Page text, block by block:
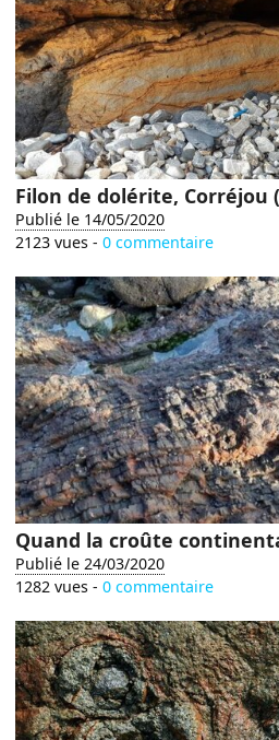
Filon de dolérite, Corréjou
Publié le 14/05/2020
2123 vues -0 commentaire
Quand la croûte
Publié le 24/03/2020
1282 vues -0 commentaire